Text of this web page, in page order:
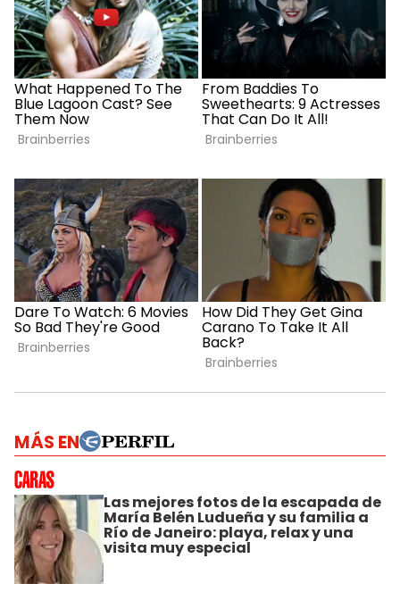
MÁS EN
Las mejores fotos de la escapada de
María Belén Ludueña y su familia a
Río de Janeiro: playa, relax y una
visita muy especial